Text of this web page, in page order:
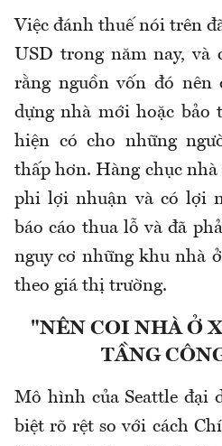
Việc đánh thuế nói trên
USD trong năm nay, và
rằng nguồn vốn đó nên
dựng nhà mới hoặc bảo
hiện có cho những
thấp hơn. Hàng chục nhà
phi lợi nhuận và có lợi
báo cáo thua lỗ và đã
nguy cơ những khu nhà
theo giá thị trường.
"NÊN COI NHÀ Ở
TẦNG
Mô hình của Seattle đại
biệt rõ rệt so với cách